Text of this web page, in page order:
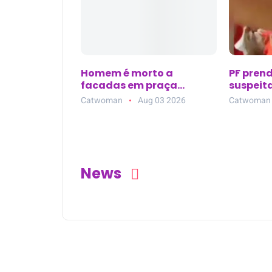
Homem é morto a
facadas em praça
pública de Bom Jardim
(PE); suspeito é preso em
Catwoman Aug 03 2026
PF
Catwoman
News